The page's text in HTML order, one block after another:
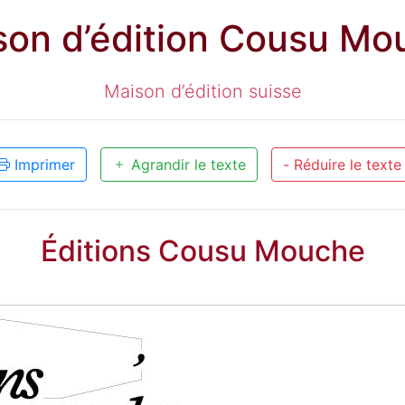
d’édition Cousu
Maison d’édition suisse
Imprimer Agrandir le texte - Réduire le texte
Éditions Cousu Mouche